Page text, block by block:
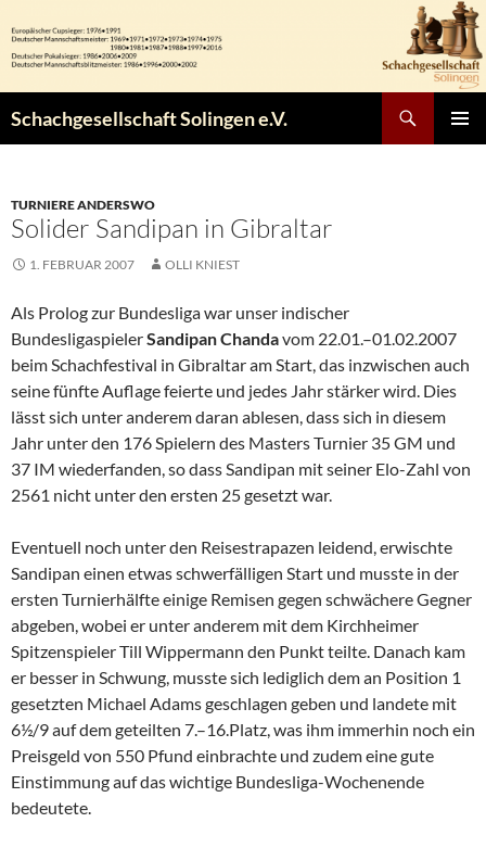
Inhalt
springen
Schachgesellschaft Solingen e.V.
TURNIERE ANDERSWO
Solider Sandipan in Gibraltar
1. FEBRUAR 2007 OLLI KNIEST
Als Prolog zur Bundesliga war unser indischer
BundesligaspielerSandipan Chandavom 22.01.–01.02.2007
beim Schachfestival in Gibraltar am Start, das inzwischen auch
seine fünfte Auflage feierte und jedes Jahr stärker wird. Dies
lässt sich unter anderem daran ablesen, dass sich in diesem
Jahr unter den 176 Spielern des Masters Turnier 35 GM und
37 IM wiederfanden, so dass Sandipan mit seiner Elo-Zahl von
2561 nicht unter den ersten 25 gesetzt war.
Eventuell noch unter den Reisestrapazen leidend, erwischte
Sandipan einen etwas schwerfälligen Start und musste in der
ersten Turnierhälfte einige Remisen gegen schwächere Gegner
abgeben, wobei er unter anderem mit dem Kirchheimer
Spitzenspieler Till Wippermann den Punkt teilte. Danach kam
er besser in Schwung, musste sich lediglich dem an Position 1
gesetzten Michael Adams geschlagen geben und landete mit
6½/9 auf dem geteilten 7.–16.Platz, was ihm immerhin noch ein
Preisgeld von 550 Pfund einbrachte und zudem eine gute
Einstimmung auf das wichtige Bundesliga-Wochenende
bedeutete.